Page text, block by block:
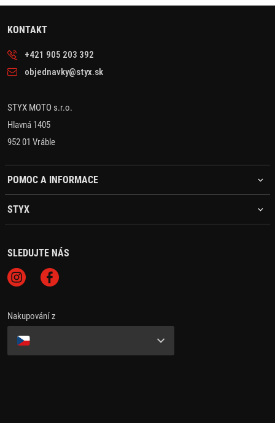
KONTAKT
+421 905 203 392
objednavky@styx.sk
STYX MOTO s.r.o.
Hlavná 1405
952 01 Vráble
POMOC A INFORMACE
STYX
SLEDUJTE NÁS
Nakupování z